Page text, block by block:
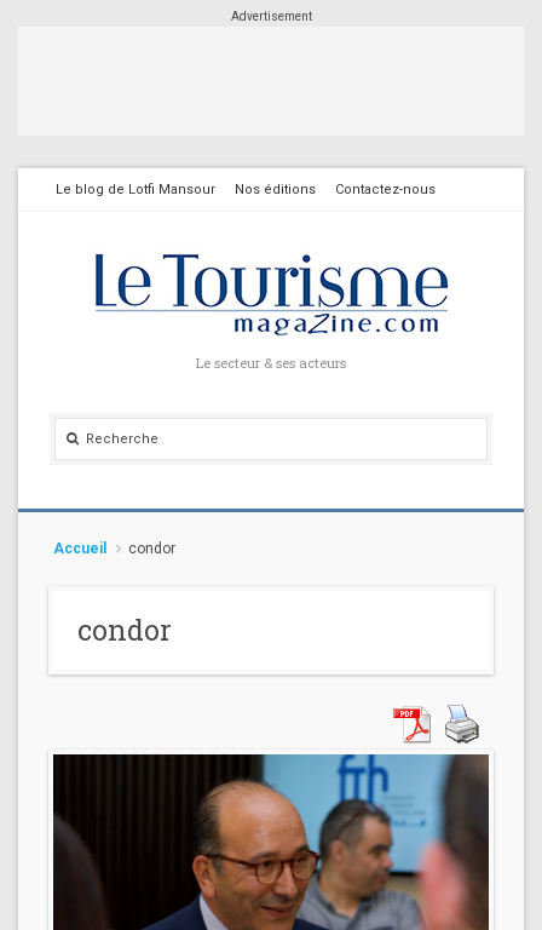
Advertisement
Le blog de Lotfi Mansour Nos éditions Contactez-nous
Le secteur & ses acteurs
Accueil condor
condor